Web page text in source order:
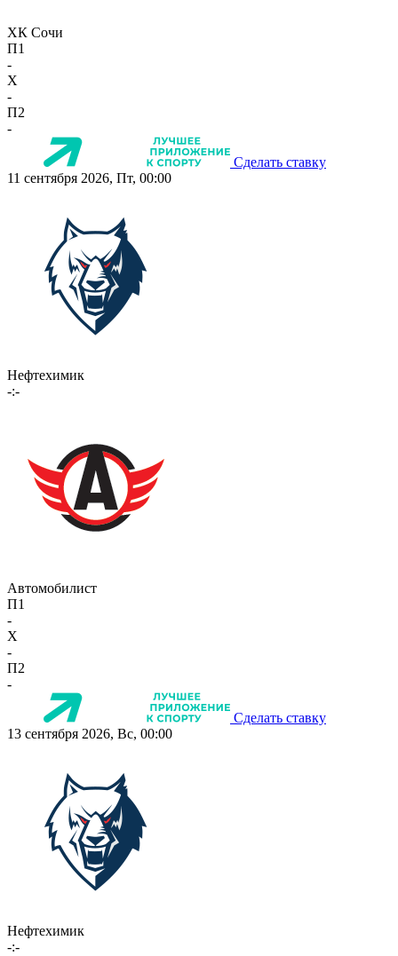
ХК Сочи
П1
-
X
-
П2
-
Сделать ставку
11 сентября 2026, Пт, 00:00
Нефтехимик
-:-
Автомобилист
П1
-
X
-
П2
-
Сделать ставку
13 сентября 2026, Вс, 00:00
Нефтехимик
-:-